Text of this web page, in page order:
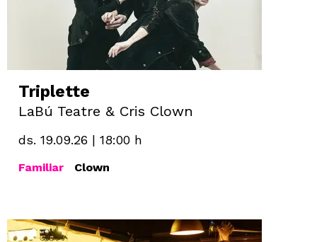
Triplette
LaBú Teatre & Cris Clown
ds. 19.09.26 | 18:00 h
Familiar Clown